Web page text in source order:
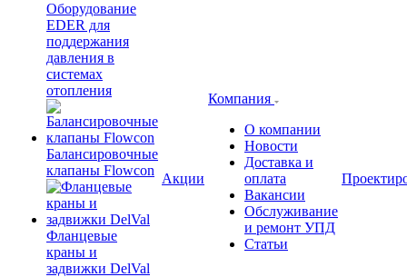
Оборудование
EDER для
поддержания
давления в
системах
отопления
Балансировочные
клапаны Flowcon
Фланцевые
краны и
задвижки DelVal
Акции
Компания
О компании
Новости
Доставка и
оплата
Вакансии
Обслуживание
и ремонт УПД
Статьи